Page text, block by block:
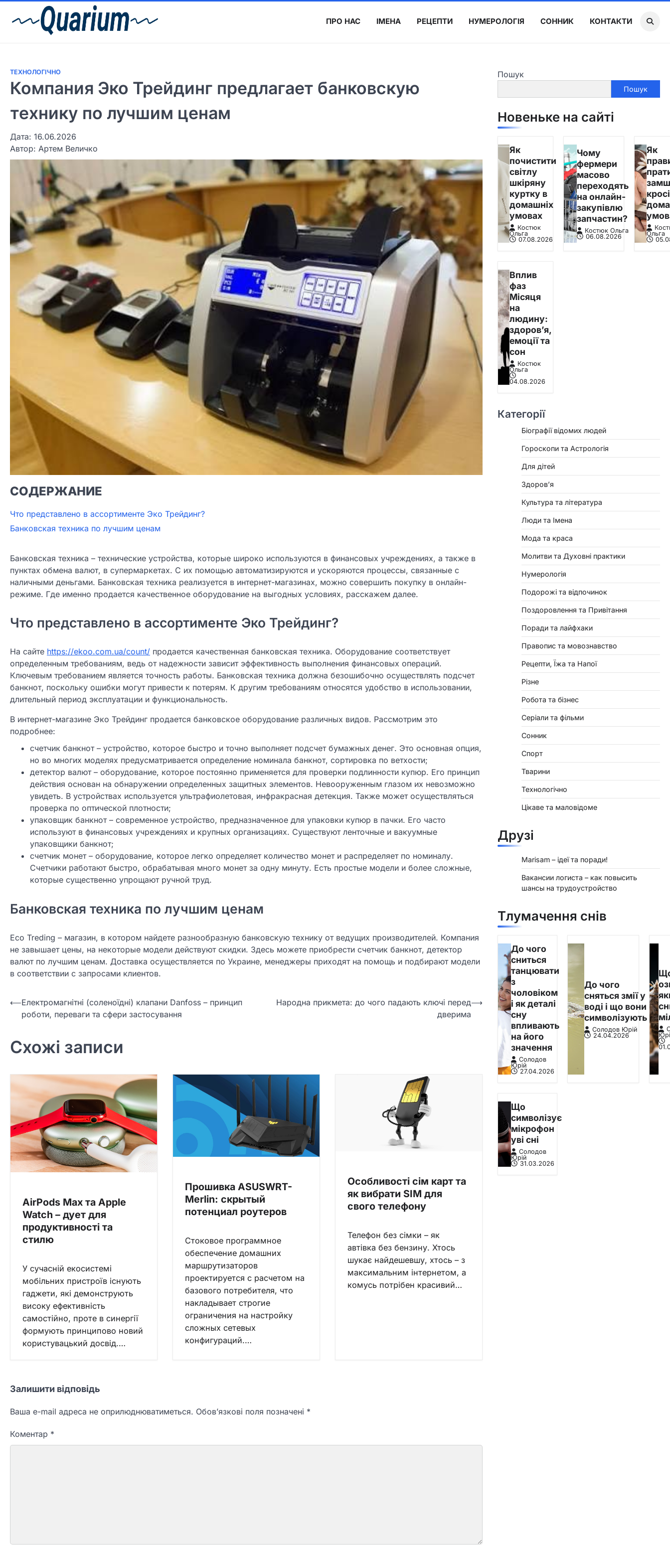
ПРО НАС ІМЕНА РЕЦЕПТИ НУМЕРОЛОГІЯ СОННИК КОНТАКТИ
ТЕХНОЛОГІЧНО
Компания Эко Трейдинг предлагает банковскую
технику по лучшим ценам
Дата: 16.06.2026
Автор: Артем Величко
СОДЕРЖАНИЕ
Что представлено в ассортименте Эко Трейдинг?
Банковская техника по лучшим ценам
Банковская техника – технические устройства, которые широко используются в финансовых учреждениях, а также в
пунктах обмена валют, в супермаркетах. С их помощью автоматизируются и ускоряются процессы, связанные с
наличными деньгами. Банковская техника реализуется в интернет-магазинах, можно совершить покупку в онлайн-
режиме. Где именно продается качественное оборудование на выгодных условиях, расскажем далее.
Что представлено в ассортименте Эко Трейдинг?
На сайте https://ekoo.com.ua/count/ продается качественная банковская техника. Оборудование соответствует
определенным требованиям, ведь от надежности зависит эффективность выполнения финансовых операций.
Ключевым требованием является точность работы. Банковская техника должна безошибочно осуществлять подсчет
банкнот, поскольку ошибки могут привести к потерям. К другим требованиям относятся удобство в использовании,
длительный период эксплуатации и функциональность.
В интернет-магазине Эко Трейдинг продается банковское оборудование различных видов. Рассмотрим это
подробнее:
счетчик банкнот – устройство, которое быстро и точно выполняет подсчет бумажных денег. Это основная опция,
но во многих моделях предусматривается определение номинала банкнот, сортировка по ветхости;
детектор валют – оборудование, которое постоянно применяется для проверки подлинности купюр. Его принцип
действия основан на обнаружении определенных защитных элементов. Невооруженным глазом их невозможно
увидеть. В устройствах используется ультрафиолетовая, инфракрасная детекция. Также может осуществляться
проверка по оптической плотности;
упаковщик банкнот – современное устройство, предназначенное для упаковки купюр в пачки. Его часто
используют в финансовых учреждениях и крупных организациях. Существуют ленточные и вакуумные
упаковщики банкнот;
счетчик монет – оборудование, которое легко определяет количество монет и распределяет по номиналу.
Счетчики работают быстро, обрабатывая много монет за одну минуту. Есть простые модели и более сложные,
которые существенно упрощают ручной труд.
Банковская техника по лучшим ценам
Eco Treding – магазин, в котором найдете разнообразную банковскую технику от ведущих производителей. Компания
не завышает цены, на некоторые модели действуют скидки. Здесь можете приобрести счетчик банкнот, детектор
валют по лучшим ценам. Доставка осуществляется по Украине, менеджеры приходят на помощь и подбирают модели
в соответствии с запросами клиентов.
Навігація
записів
⟵Електромагнітні (соленоїдні) клапани Danfoss – принцип
роботи, переваги та сфери застосування
Народна прикмета: до чого падають ключі перед
дверима
⟶
Схожі записи
AirPods Max та Apple
Watch – дует для
продуктивності та
стилю
У сучасній екосистемі
мобільних пристроїв існують
гаджети, які демонструють
високу ефективність
самостійно, проте в синергії
формують принципово новий
користувацький досвід.…
Прошивка ASUSWRT-
Merlin: скрытый
потенциал роутеров
Стоковое программное
обеспечение домашних
маршрутизаторов
проектируется с расчетом на
базового потребителя, что
накладывает строгие
ограничения на настройку
сложных сетевых
конфигураций.…
Особливості сім карт та
як вибрати SIM для
свого телефону
Телефон без сімки – як
автівка без бензину. Хтось
шукає найдешевшу, хтось – з
максимальним інтернетом, а
комусь потрібен красивий…
Залишити відповідь
Ваша e-mail адреса не оприлюднюватиметься. Обов’язкові поля позначені *
Коментар *
Пошук
Пошук
Новеньке на сайті
Як
почистити
світлу
шкіряну
куртку в
домашніх
умовах
Костюк
Ольга
07.08.2026
Чому
фермери
масово
переходять
на онлайн-
закупівлю
запчастин?
Костюк Ольга
06.08.2026
Як
Ольга
Вплив
фаз
Місяця
на
людину:
здоров’я,
емоції та
сон
Костюк
Ольга
04.08.2026
Категорії
Біографії відомих людей
Гороскопи та Астрологія
Для дітей
Здоровʼя
Культура та література
Люди та Імена
Мода та краса
Молитви та Духовні практики
Нумерологія
Подорожі та відпочинок
Поздоровлення та Привітання
Поради та лайфхаки
Правопис та мовознавство
Рецепти, Їжа та Напої
Різне
Робота та бізнес
Серіали та фільми
Сонник
Спорт
Тварини
Технологічно
Цікаве та маловідоме
Друзі
Marisam – ідеї та поради!
Вакансии логиста – как повысить
шансы на трудоустройство
Тлумачення снів
До чого
сниться
танцювати
з
чоловіком
і як деталі
сну
впливають
на його
значення
Солодов
Юрій
27.04.2026
До чого
сняться змії у
воді і що вони
символізують
Солодов Юрій
24.04.2026
Що
символізує
мікрофон
уві сні
Солодов
Юрій
31.03.2026